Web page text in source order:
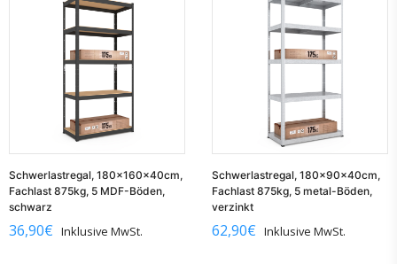
Schwerlastregal, 180x160x40cm,
Fachlast 875kg, 5 MDF-Böden,
schwarz
36,90€ Inklusive MwSt.
Schwerlastregal, 180x90x40cm,
Fachlast 875kg, 5 metal-Böden,
verzinkt
62,90€ Inklusive MwSt.